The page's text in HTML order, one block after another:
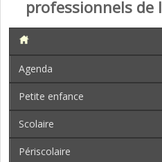
professionnels de
Agenda
Petite enfance
Scolaire
Périscolaire